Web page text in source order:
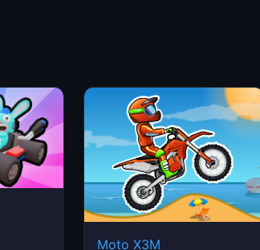
Moto X3M